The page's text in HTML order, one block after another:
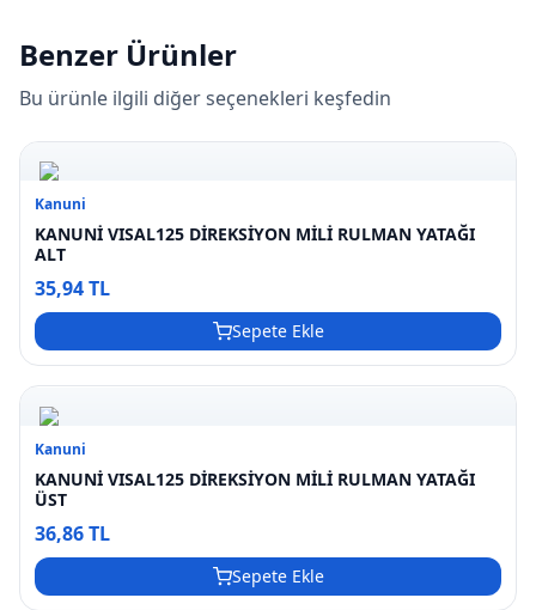
Benzer Ürünler
Bu ürünle ilgili diğer seçenekleri keşfedin
Kanuni
KANUNİ VISAL125 DİREKSİYON MİLİ RULMAN YATAĞI
ALT
35,94 TL
Sepete Ekle
Kanuni
KANUNİ VISAL125 DİREKSİYON MİLİ RULMAN YATAĞI
ÜST
36,86 TL
Sepete Ekle